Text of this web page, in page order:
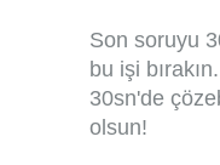
Son soruyu
bu işi
30sn'de
olsun!